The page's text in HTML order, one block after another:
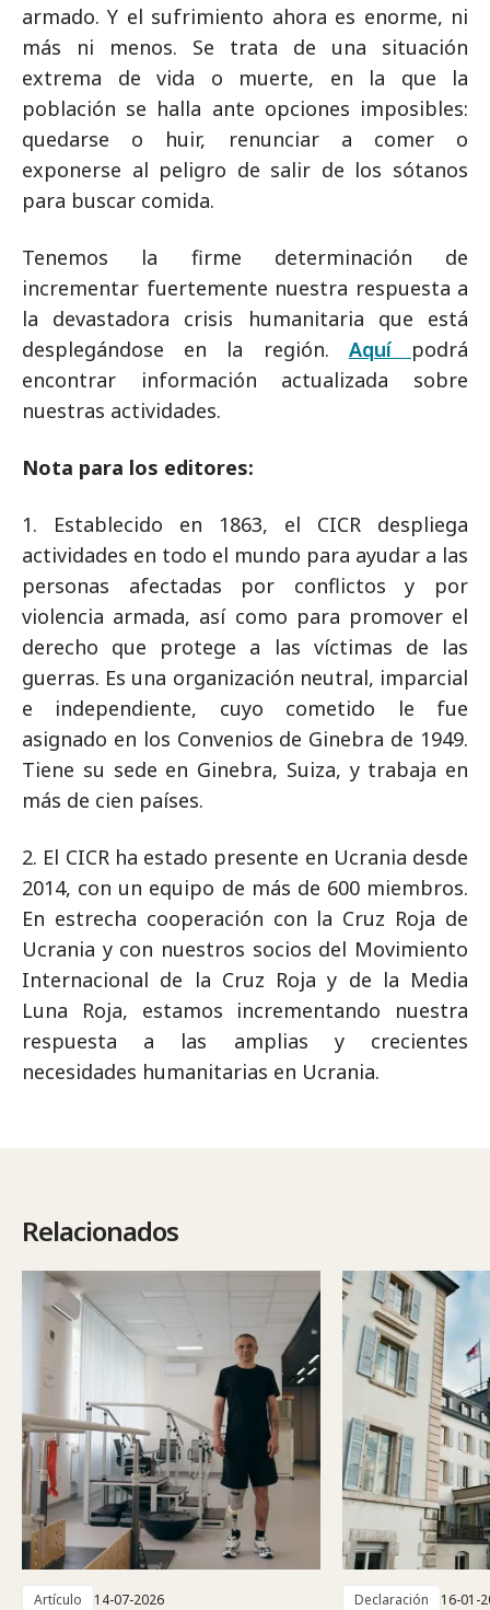
armado. Y el sufrimiento ahora es enorme, ni
más ni menos. Se trata de una situación
extrema de vida o muerte, en la que la
población se halla ante opciones imposibles:
quedarse o huir, renunciar a comer o
exponerse al peligro de salir de los sótanos
para buscar comida.
Tenemos la firme determinación de
incrementar fuertemente nuestra respuesta a
la devastadora crisis humanitaria que está
desplegándose en la región. Aquí podrá
encontrar información actualizada sobre
nuestras actividades.
Nota para los editores:
1. Establecido en 1863, el CICR despliega
actividades en todo el mundo para ayudar a las
personas afectadas por conflictos y por
violencia armada, así como para promover el
derecho que protege a las víctimas de las
guerras. Es una organización neutral, imparcial
e independiente, cuyo cometido le fue
asignado en los Convenios de Ginebra de 1949.
Tiene su sede en Ginebra, Suiza, y trabaja en
más de cien países.
2. El CICR ha estado presente en Ucrania desde
2014, con un equipo de más de 600 miembros.
En estrecha cooperación con la Cruz Roja de
Ucrania y con nuestros socios del Movimiento
Internacional de la Cruz Roja y de la Media
Luna Roja, estamos incrementando nuestra
respuesta a las amplias y crecientes
necesidades humanitarias en Ucrania.
Relacionados
Artículo 14-07-2026 Declaración 16-01-